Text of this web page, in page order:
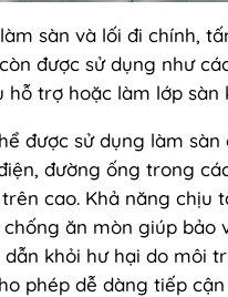
sàn và lối đi chính,
được sử dụng như
hỗ trợ hoặc làm lớp sàn
được sử dụng làm sàn
đường ống trong
cao. Khả năng chịu
ăn mòn giúp bảo
khỏi hư hại do môi
phép dễ dàng tiếp